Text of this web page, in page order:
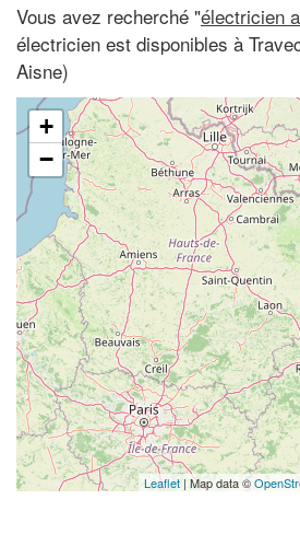
Vous avez recherché "électricien
électricien est disponibles à
Aisne)
+
−
Leaflet | Map data ©